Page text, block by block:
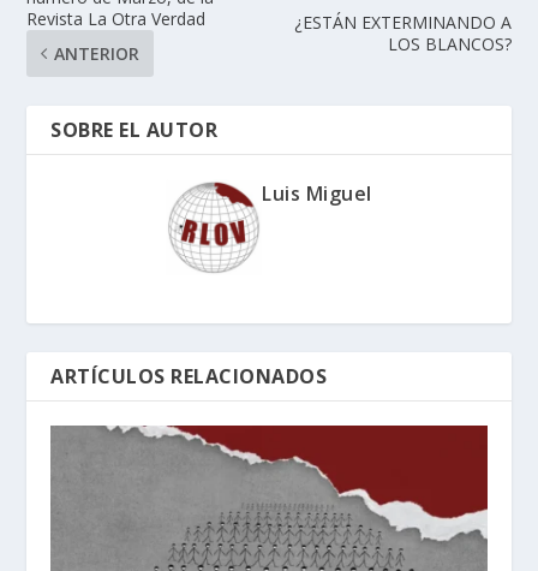
Revista La Otra Verdad
ANTERIOR
¿ESTÁN EXTERMINANDO A
LOS BLANCOS?
SOBRE EL AUTOR
Luis Miguel
ARTÍCULOS RELACIONADOS